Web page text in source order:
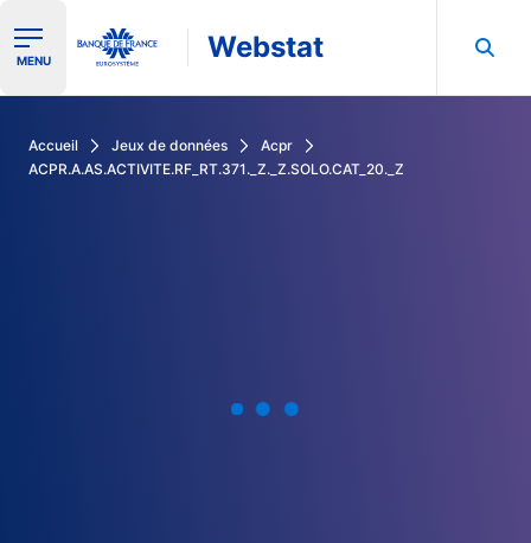
Ouvrir le menu de navigation
MENU Webstat
Accueil Jeux de données
Acpr
ACPR.A.AS.ACTIVITE.RF_RT.371._Z._Z.SOLO.CAT_20._Z